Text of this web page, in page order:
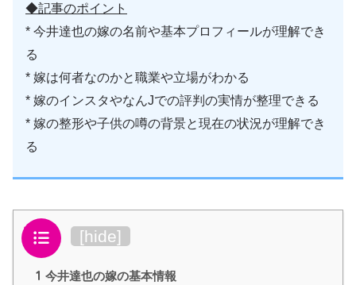
◆記事のポイント
* 今井達也の嫁の名前や基本プロフィールが理解でき
る
* 嫁は何者なのかと職業や立場がわかる
* 嫁のインスタやなんJでの評判の実情が整理できる
* 嫁の整形や子供の噂の背景と現在の状況が理解でき
る
目次 [hide]
1 今井達也の嫁の基本情報